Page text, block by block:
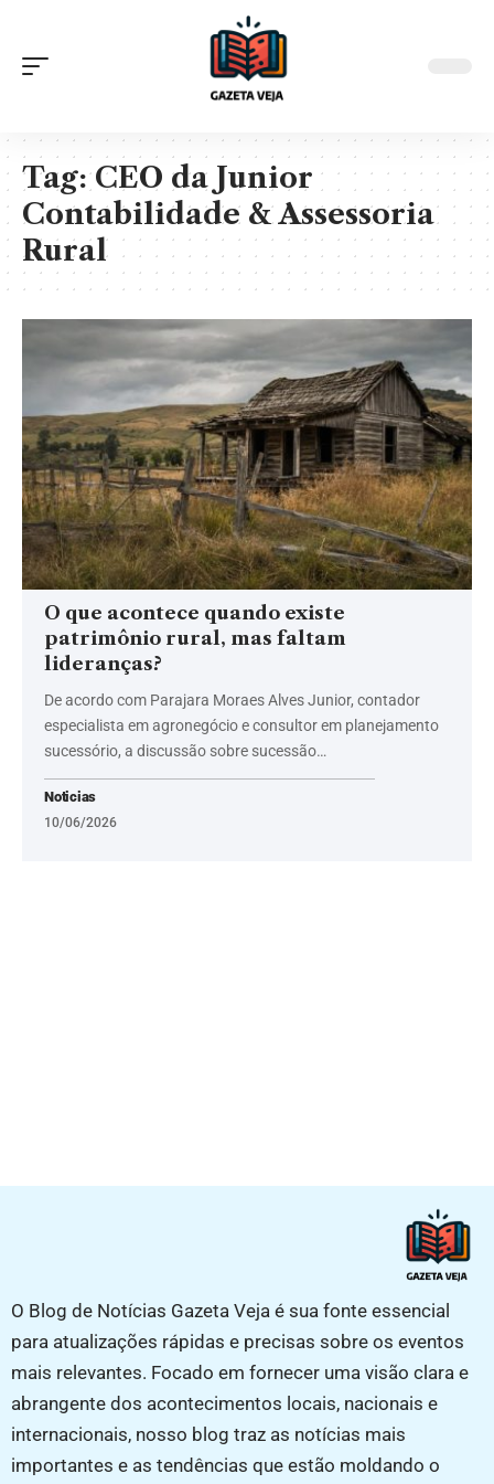
Tag:CEO da Junior
Contabilidade & Assessoria
Rural
O que acontece quando existe
patrimônio rural, mas faltam
lideranças?
De acordo com Parajara Moraes Alves Junior, contador
especialista em agronegócio e consultor em planejamento
sucessório, a discussão sobre sucessão…
Noticias
10/06/2026
O Blog de Notícias Gazeta Veja é sua fonte essencial
para atualizações rápidas e precisas sobre os eventos
mais relevantes. Focado em fornecer uma visão clara e
abrangente dos acontecimentos locais, nacionais e
internacionais, nosso blog traz as notícias mais
importantes e as tendências que estão moldando o